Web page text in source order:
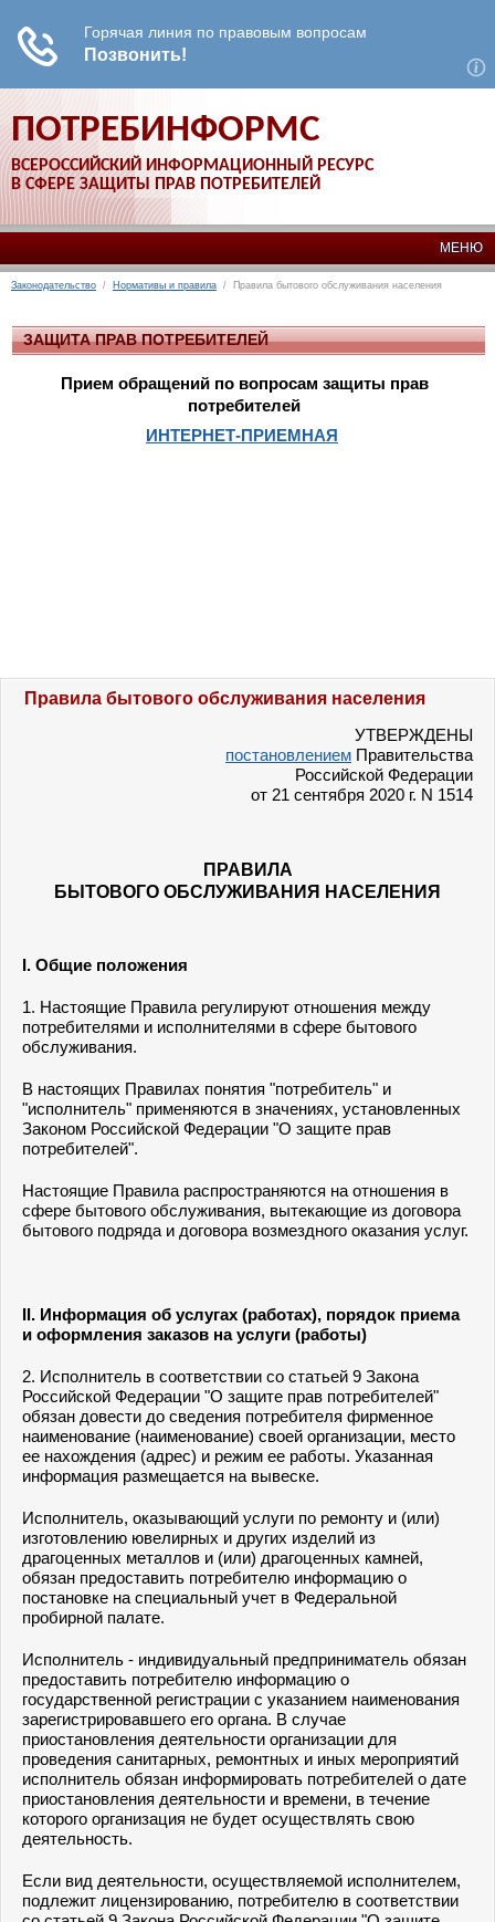
ПОТРЕБИНФОРМС
ВСЕРОССИЙСКИЙ ИНФОРМАЦИОННЫЙ РЕСУРС
В СФЕРЕ ЗАЩИТЫ ПРАВ ПОТРЕБИТЕЛЕЙ
МЕНЮ
Законодательство / Нормативы и правила / Правила бытового обслуживания населения
ЗАЩИТА ПРАВ ПОТРЕБИТЕЛЕЙ
Прием обращений по вопросам защиты прав
потребителей
ИНТЕРНЕТ-ПРИЕМНАЯ
Правила бытового обслуживания населения
УТВЕРЖДЕНЫ
постановлением Правительства
Российской Федерации
от 21 сентября 2020 г. N 1514
ПРАВИЛА
БЫТОВОГО ОБСЛУЖИВАНИЯ НАСЕЛЕНИЯ
I. Общие положения
1. Настоящие Правила регулируют отношения между
потребителями и исполнителями в сфере бытового
обслуживания.
В настоящих Правилах понятия "потребитель" и
"исполнитель" применяются в значениях, установленных
Законом Российской Федерации "О защите прав
потребителей".
Настоящие Правила распространяются на отношения в
сфере бытового обслуживания, вытекающие из договора
бытового подряда и договора возмездного оказания услуг.
II. Информация об услугах (работах), порядок приема
и оформления заказов на услуги (работы)
2. Исполнитель в соответствии со статьей 9 Закона
Российской Федерации "О защите прав потребителей"
обязан довести до сведения потребителя фирменное
наименование (наименование) своей организации, место
ее нахождения (адрес) и режим ее работы. Указанная
информация размещается на вывеске.
Исполнитель, оказывающий услуги по ремонту и (или)
изготовлению ювелирных и других изделий из
драгоценных металлов и (или) драгоценных камней,
обязан предоставить потребителю информацию о
постановке на специальный учет в Федеральной
пробирной палате.
Исполнитель - индивидуальный предприниматель обязан
предоставить потребителю информацию о
государственной регистрации с указанием наименования
зарегистрировавшего его органа. В случае
приостановления деятельности организации для
проведения санитарных, ремонтных и иных мероприятий
исполнитель обязан информировать потребителей о дате
приостановления деятельности и времени, в течение
которого организация не будет осуществлять свою
деятельность.
Если вид деятельности, осуществляемой исполнителем,
подлежит лицензированию, потребителю в соответствии